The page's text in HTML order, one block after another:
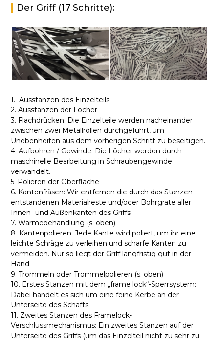
Der Griff (17 Schritte):
1. Ausstanzen des Einzelteils
2. Ausstanzen der Löcher
3. Flachdrücken: Die Einzelteile werden nacheinander
zwischen zwei Metallrollen durchgeführt, um
Unebenheiten aus dem vorherigen Schritt zu beseitigen.
4. Aufbohren / Gewinde: Die Löcher werden durch
maschinelle Bearbeitung in Schraubengewinde
verwandelt.
5. Polieren der Oberfläche
6. Kantenfräsen: Wir entfernen die durch das Stanzen
entstandenen Materialreste und/oder Bohrgrate aller
Innen- und Außenkanten des Griffs.
7. Wärmebehandlung (s. oben).
8. Kantenpolieren: Jede Kante wird poliert, um ihr eine
leichte Schräge zu verleihen und scharfe Kanten zu
vermeiden. Nur so liegt der Griff langfristig gut in der
Hand.
9. Trommeln oder Trommelpolieren (s. oben)
10. Erstes Stanzen mit dem „frame lock“-Sperrsystem:
Dabei handelt es sich um eine feine Kerbe an der
Unterseite des Schafts.
11. Zweites Stanzen des Framelock-
Verschlussmechanismus: Ein zweites Stanzen auf der
Unterseite des Griffs (um das Einzelteil nicht zu sehr zu